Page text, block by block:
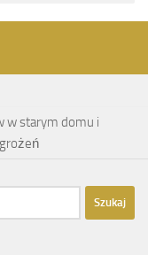
w starym domu i